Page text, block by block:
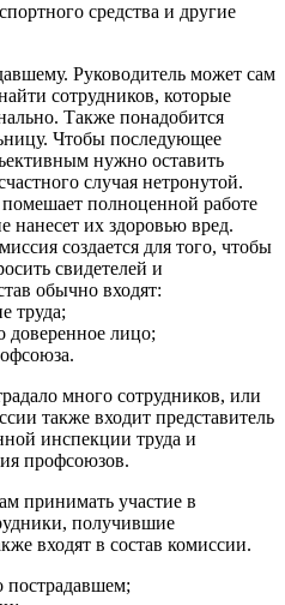
средства и другие
Руководитель может сам
сотрудников, которые
Также понадобится
Чтобы последующее
нужно оставить
случая нетронутой.
помешает полноценной работе
нанесет их здоровью вред.
создается для того, чтобы
свидетелей и
обычно входят:
труда;
доверенное лицо;
много сотрудников, или
также входит представитель
инспекции труда и
профсоюзов.
принимать участие в
получившие
входят в состав комиссии.
пострадавшем;